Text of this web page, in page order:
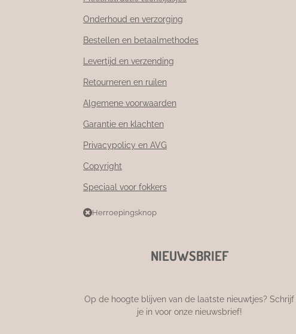
Onderhoud en verzorging
Bestellen en betaalmethodes
Levertijd en verzending
Retourneren en ruilen
Algemene voorwaarden
Garantie en klachten
Privacypolicy en AVG
Copyright
Speciaal voor fokkers
Herroepingsknop
NIEUWSBRIEF
Op de hoogte blijven van de laatste nieuwtjes? Schrijf
je in voor onze nieuwsbrief!